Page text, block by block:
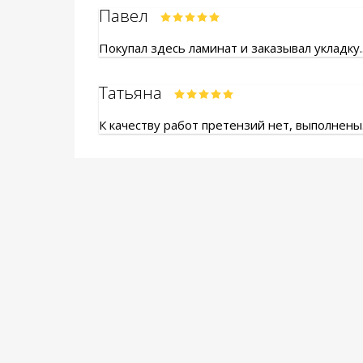
Павел
Покупал здесь ламинат и заказывал
Татьяна
К качеству работ претензий нет,